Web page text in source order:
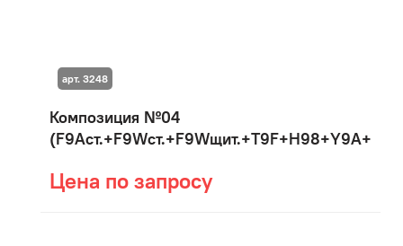
Композиция №04
Цена по запросу
арт. 3248